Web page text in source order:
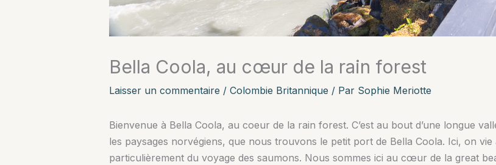
Bella Coola, au cœur de la rain forest
Laisser un commentaire / Colombie Britannique / Par Sophie Meriotte
Bienvenue à Bella Coola, au coeur de la rain forest. C’est au bout d’une longue
les paysages norvégiens, que nous trouvons le petit port de Bella Coola. Ici, on
particulièrement du voyage des saumons. Nous sommes ici au cœur de la great